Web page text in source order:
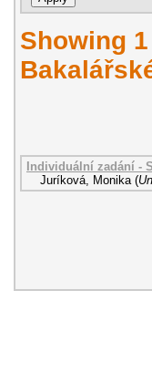
Showing
Individuální zadání -
Juríková, Monika (